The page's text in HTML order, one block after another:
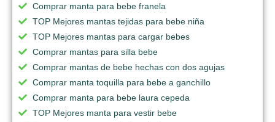
Comprar manta para bebe franela
TOP Mejores mantas tejidas para bebe niña
TOP Mejores mantas para cargar bebes
Comprar mantas para silla bebe
Comprar mantas de bebe hechas con dos agujas
Comprar manta toquilla para bebe a ganchillo
Comprar manta para bebe laura cepeda
TOP Mejores manta para vestir bebe